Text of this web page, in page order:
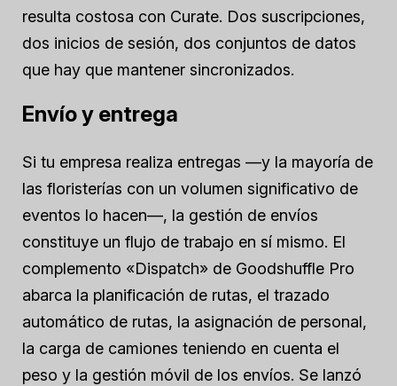
resulta costosa con Curate. Dos suscripciones,
dos inicios de sesión, dos conjuntos de datos
que hay que mantener sincronizados.
Envío y entrega
Si tu empresa realiza entregas —y la mayoría de
las floristerías con un volumen significativo de
eventos lo hacen—, la gestión de envíos
constituye un flujo de trabajo en sí mismo. El
complemento «Dispatch» de Goodshuffle Pro
abarca la planificación de rutas, el trazado
automático de rutas, la asignación de personal,
la carga de camiones teniendo en cuenta el
peso y la gestión móvil de los envíos. Se lanzó